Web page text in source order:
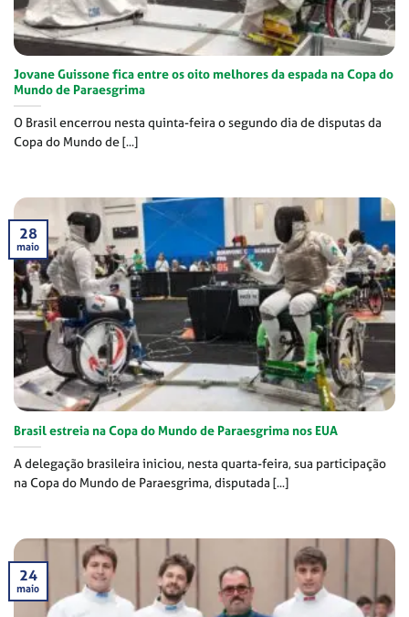
Jovane Guissone fica entre os oito melhores da espada na Copa do
Mundo de Paraesgrima
O Brasil encerrou nesta quinta-feira o segundo dia de disputas da
Copa do Mundo de [...]
Brasil estreia na Copa do Mundo de Paraesgrima nos EUA
A delegação brasileira iniciou, nesta quarta-feira, sua participação
na Copa do Mundo de Paraesgrima, disputada [...]
28
maio
24
maio